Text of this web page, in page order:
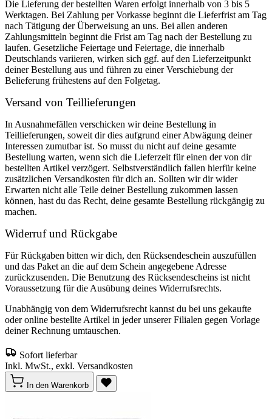
Die Lieferung der bestellten Waren erfolgt innerhalb von 3 bis 5
Werktagen. Bei Zahlung per Vorkasse beginnt die Lieferfrist am Tag
nach Tätigung der Überweisung an uns. Bei allen anderen
Zahlungsmitteln beginnt die Frist am Tag nach der Bestellung zu
laufen. Gesetzliche Feiertage und Feiertage, die innerhalb
Deutschlands variieren, wirken sich ggf. auf den Lieferzeitpunkt
deiner Bestellung aus und führen zu einer Verschiebung der
Belieferung frühestens auf den Folgetag.
Versand von Teillieferungen
In Ausnahmefällen verschicken wir deine Bestellung in
Teillieferungen, soweit dir dies aufgrund einer Abwägung deiner
Interessen zumutbar ist. So musst du nicht auf deine gesamte
Bestellung warten, wenn sich die Lieferzeit für einen der von dir
bestellten Artikel verzögert. Selbstverständlich fallen hierfür keine
zusätzlichen Versandkosten für dich an. Sollten wir dir wider
Erwarten nicht alle Teile deiner Bestellung zukommen lassen
können, hast du das Recht, deine gesamte Bestellung rückgängig zu
machen.
Widerruf und Rückgabe
Für Rückgaben bitten wir dich, den Rücksendeschein auszufüllen
und das Paket an die auf dem Schein angegebene Adresse
zurückzusenden. Die Benutzung des Rücksendescheins ist nicht
Voraussetzung für die Ausübung deines Widerrufsrechts.
Unabhängig von dem Widerrufsrecht kannst du bei uns gekaufte
oder online bestellte Artikel in jeder unserer Filialen gegen Vorlage
deiner Rechnung umtauschen.
Sofort lieferbar
Inkl. MwSt., exkl. Versandkosten
In den Warenkorb